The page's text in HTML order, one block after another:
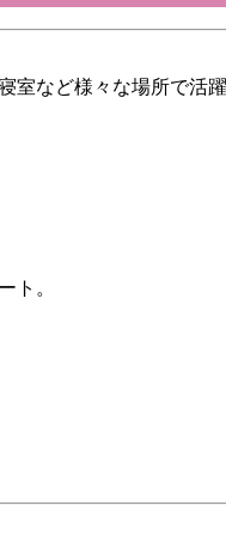
など様々な場所で活躍
ト。